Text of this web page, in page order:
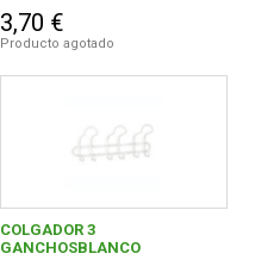
3,70 €
Producto agotado
COLGADOR 3
GANCHOSBLANCO